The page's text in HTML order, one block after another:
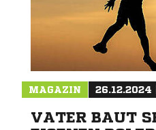
MAGAZIN 26.12.2024
VATER BAUT